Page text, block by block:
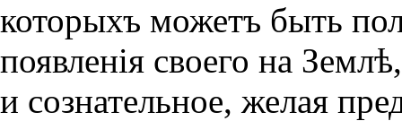
которыхъ можетъ быть
появленiя своего на
и сознательное, желая